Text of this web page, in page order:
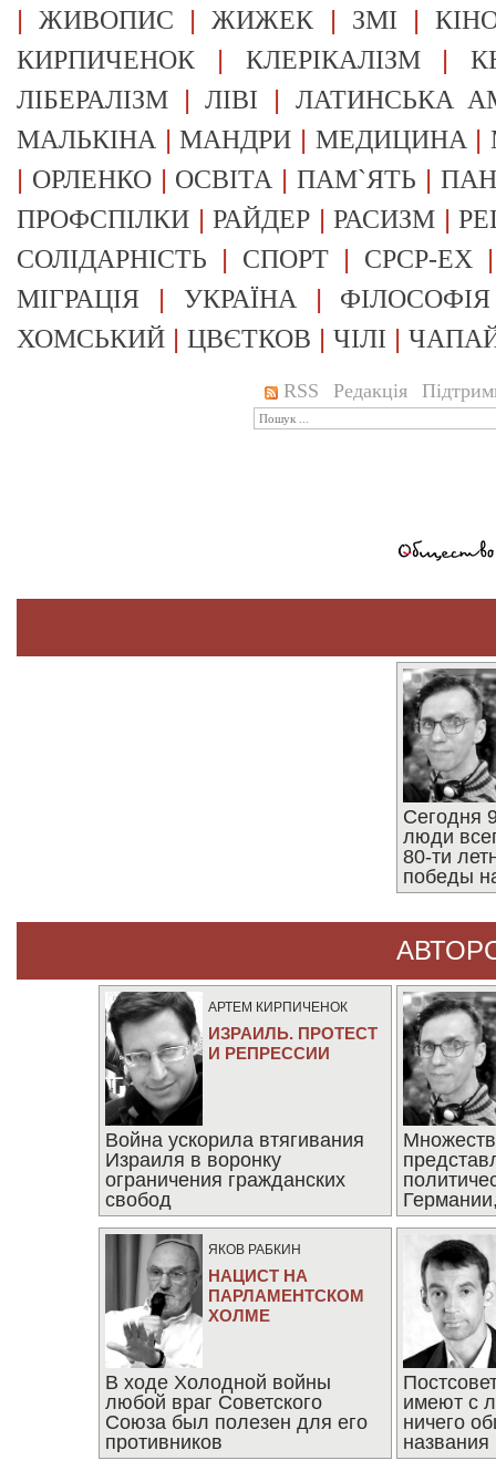
|ЖИВОПИС |ЖИЖЕК | ЗМІ |
КИРПИЧЕНОК | КЛЕРІКАЛІЗМ|
ЛІБЕРАЛІЗМ |ЛІВІ | ЛАТИНСЬКА
МАЛЬКІНА |МАНДРИ | МЕДИЦИНА |
| ОРЛЕНКО| ОСВІТА |ПАМ`ЯТЬ |
ПРОФСПІЛКИ |РАЙДЕР |РАСИЗМ |
СОЛІДАРНІСТЬ | СПОРТ | СРСР-EX
МІГРАЦІЯ | УКРАЇНА | ФІЛОСОФІЯ
ХОМСЬКИЙ | ЦВЄТКОВ | ЧІЛІ |
RSS Редакція
Сегодня
люди
80-ти
победы
АРТЕМ КИРПИЧЕНОК
ИЗРАИЛЬ. ПРОТЕСТ
И РЕПРЕССИИ
Война ускорила втягивания
Израиля в воронку
ограничения гражданских
свобод
ЯКОВ РАБКИН
НАЦИСТ НА
ПАРЛАМЕНТСКОМ
ХОЛМЕ
В ходе Холодной войны
любой враг Советского
Союза был полезен для его
противников
имеют с
ничего
названия